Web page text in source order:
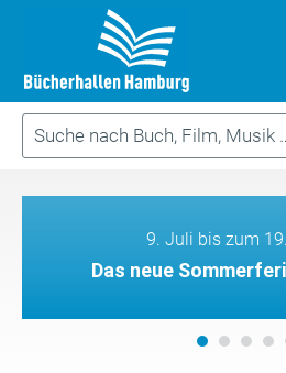
9. Juli bis zum
Das neue